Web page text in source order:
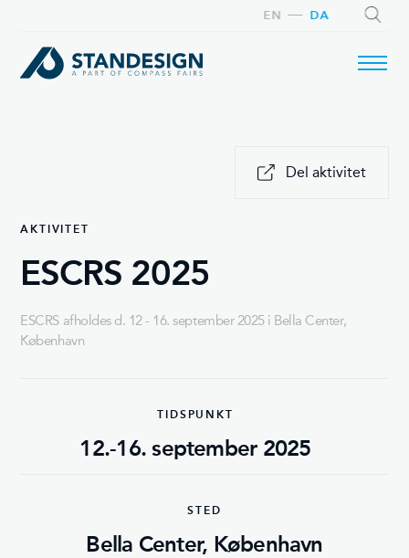
DA
EN
AKTIVITET
ESCRS 2025
ESCRS afholdes d. 12 - 16. september 2025 i Bella Center,
København
Del aktivitet
TIDSPUNKT
12.-16. september 2025
STED
Bella Center, København